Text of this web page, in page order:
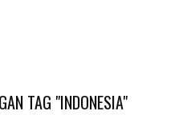
TAG "INDONESIA"